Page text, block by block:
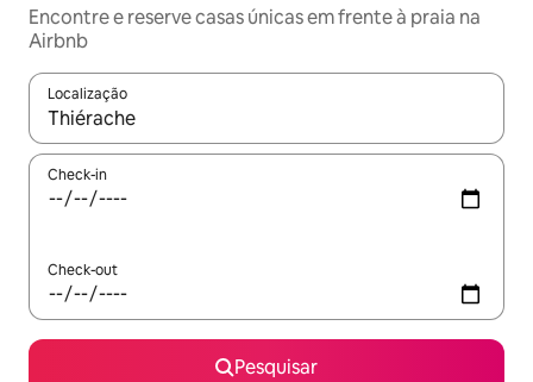
Encontre e reserve casas únicas em frente à praia na
Airbnb
Localização
Quando os resultados estiverem disponíveis, navegue com
Check-in
Check-out
Pesquisar